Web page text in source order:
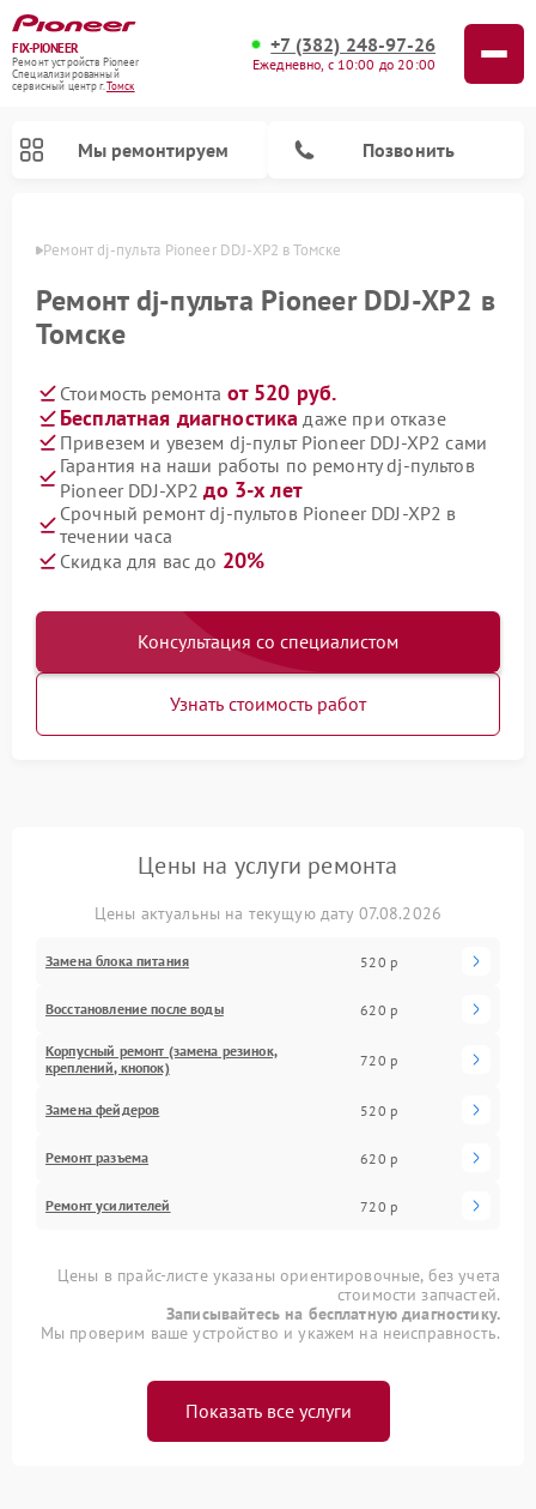
FIX-PIONEER
Ремонт устройств Pioneer
Специализированный
cервисный центр г.Томск
+7 (382) 248-97-26
Ежедневно, с 10:00 до 20:00
Мы ремонтируем Позвонить
Ремонт dj-пульта Pioneer DDJ-XP2 в Томске
Ремонт dj-пульта Pioneer DDJ-XP2 в
Томске
Стоимость ремонта от 520 руб.
Бесплатная диагностика даже при отказе
Привезем и увезем dj-пульт Pioneer DDJ-XP2 сами
Гарантия на наши работы по ремонту dj-пультов
Pioneer DDJ-XP2до 3-х лет
Срочный ремонт dj-пультов Pioneer DDJ-XP2 в
течении часа
Скидка для вас до 20%
Консультация со специалистом
Узнать стоимость работ
Цены на услуги ремонта
Цены актуальны на текущую дату 07.08.2026
Замена блока питания 520 р
Восстановление после воды 620 р
Корпусный ремонт (замена резинок,
креплений, кнопок)
720 р
Замена фейдеров 520 р
Ремонт разъема 620 р
Ремонт усилителей 720 р
Цены в прайс-листе указаны ориентировочные, без учета
стоимости запчастей.
Записывайтесь на бесплатную диагностику.
Мы проверим ваше устройство и укажем на неисправность.
Показать все услуги